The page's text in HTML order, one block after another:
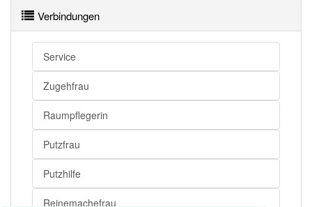
Putzteufel
Putzteufel
Putze (herablassend)
Putzteufel
Putzteufel
Reinemachefrau
Putzteufel
Reinigungskraft
Putzteufel
Putzfimmel (Bsp.: Er hat den Putzteufel
Verbindungen
Service
Zugehfrau
Raumpflegerin
Putzfrau
Putzhilfe
Reinemachefrau